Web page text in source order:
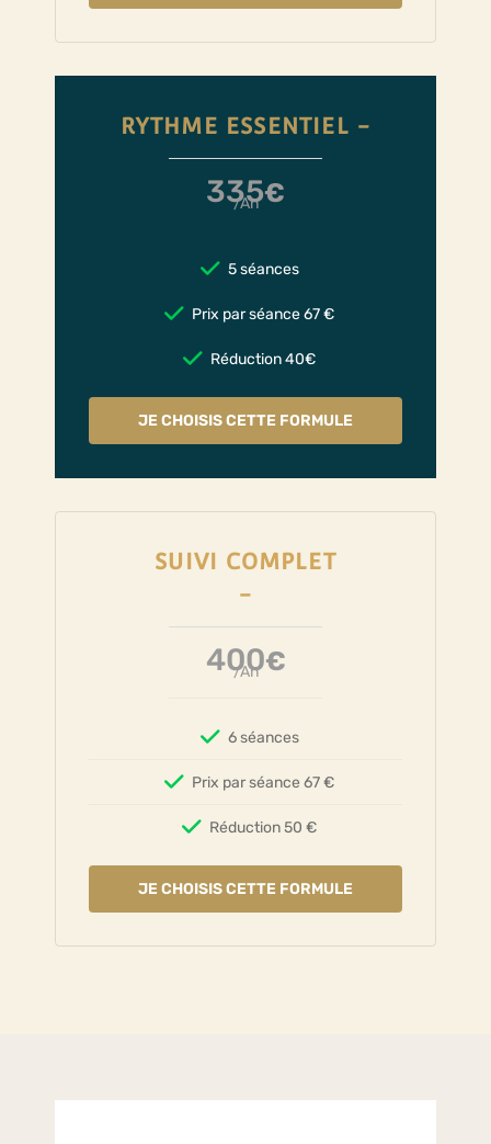
RYTHME ESSENTIEL -
335€
/An
5 séances
Prix par séance 67 €
Réduction 40€
JE CHOISIS CETTE FORMULE
SUIVI COMPLET
-
400€
/An
6 séances
Prix par séance 67 €
Réduction 50 €
JE CHOISIS CETTE FORMULE